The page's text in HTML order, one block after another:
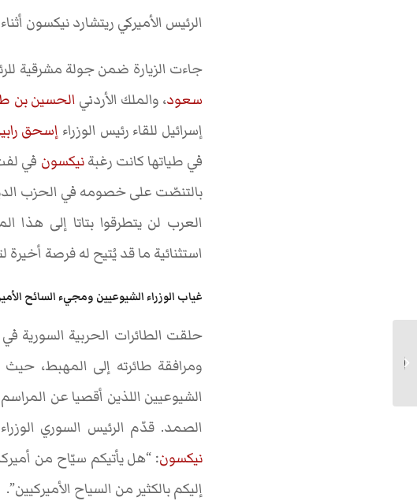
الرئيس الأميركي ريتشارد نيكسون
جاءت الزيارة ضمن جولة مشرقية
سعود، والملك الأردني الحسين بن
إسرائيل للقاء رئيس الوزراء إسحق
في طياتها كانت رغبةنيكسون في
بالتنصّت على خصومه في الحزب
العرب لن يتطرقوا بتاتا إلى
استثنائية ما قد يُتيح له فرصة
غياب الوزراء الشيوعيين ومجيء السائح
حلقت الطائرات الحربية السورية
ومرافقة طائرته إلى المهبط، حيث
الشيوعيين اللذين أقصيا عن
الصمد. قدّم الرئيس السوري
نيكسون: “هل يأتيكم سيّاح من
إليكم بالكثير من السياح الأميركيين”.